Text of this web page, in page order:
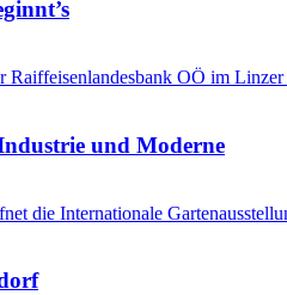
Raiffeisenlandesbank OÖ im
und Moderne
die Internationale